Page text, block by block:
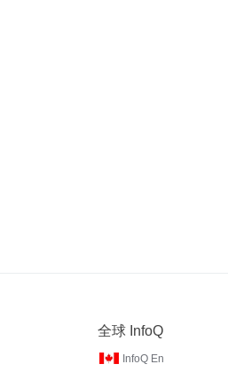
全球 InfoQ
InfoQ En